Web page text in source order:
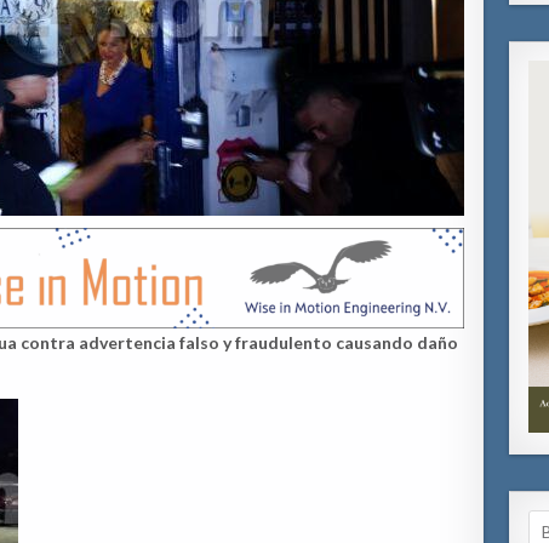
contra advertencia falso y fraudulento causando daño